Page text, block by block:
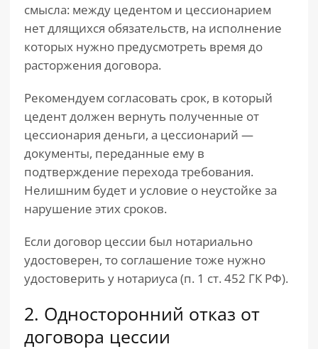
смысла: между цедентом и цессионарием
нет длящихся обязательств, на исполнение
которых нужно предусмотреть время до
расторжения договора.
Рекомендуем согласовать срок, в который
цедент должен вернуть полученные от
цессионария деньги, а цессионарий —
документы, переданные ему в
подтверждение перехода требования.
Нелишним будет и условие о неустойке за
нарушение этих сроков.
Если договор цессии был нотариально
удостоверен, то соглашение тоже нужно
удостоверить у нотариуса (п. 1 ст. 452 ГК РФ).
2. Односторонний отказ от
договора цессии